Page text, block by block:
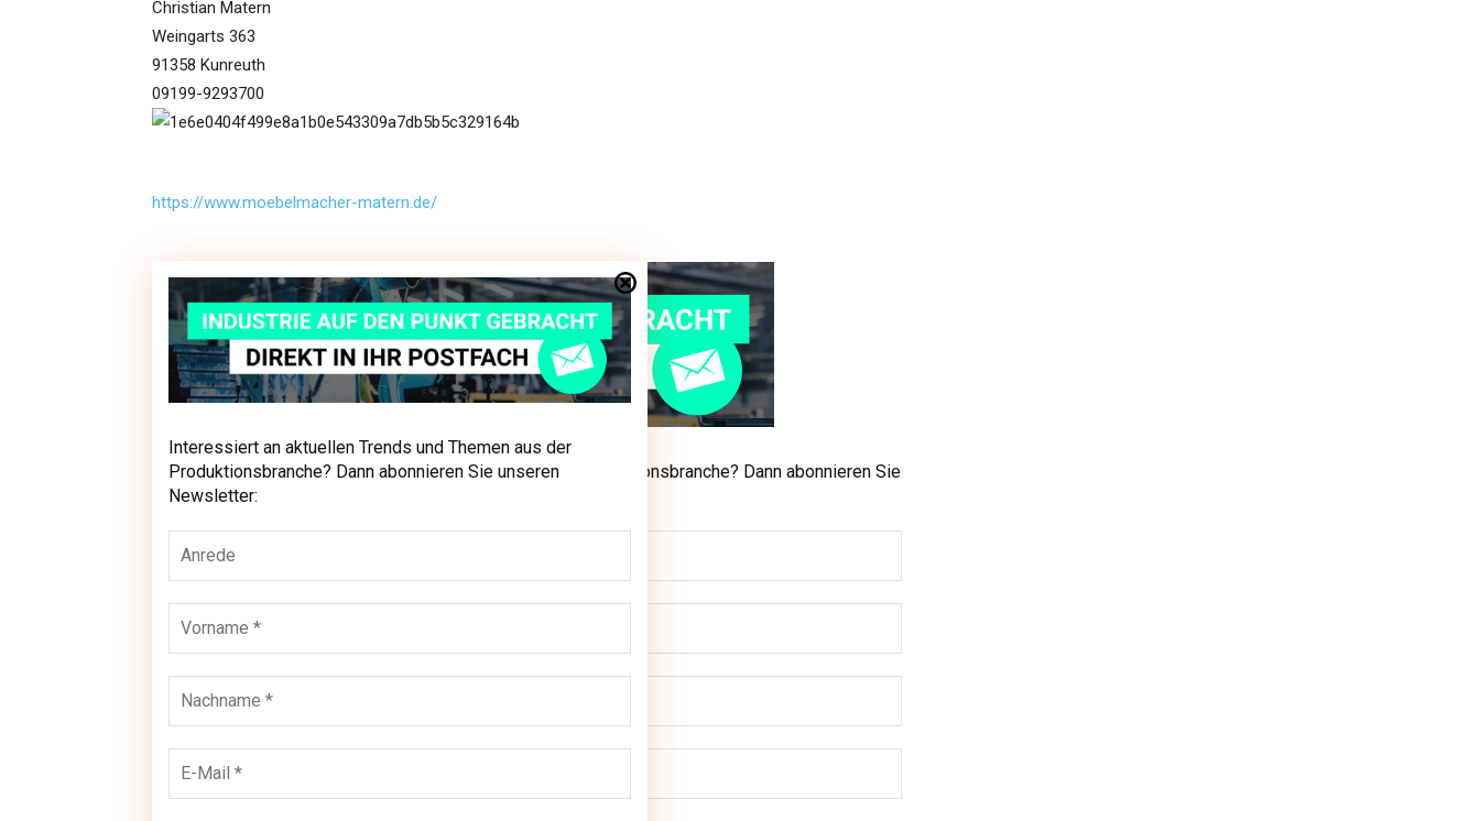
Christian Matern
Weingarts 363
91358 Kunreuth
09199-9293700
https://www.moebelmacher-matern.de/
Interessiert an aktuellen Trends und Themen aus der Produktionsbranche? Dann abonnieren Sie
unseren Newsletter:
Interessiert an aktuellen Trends und Themen aus der
Produktionsbranche? Dann abonnieren Sie unseren
Newsletter: